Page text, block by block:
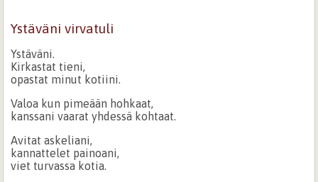
Ystäväni virvatuli
Ystäväni.
Kirkastat tieni,
opastat minut kotiini.
Valoa kun pimeään hohkaat,
kanssani vaarat yhdessä kohtaat.
Avitat askeliani,
kannattelet painoani,
viet turvassa kotia.